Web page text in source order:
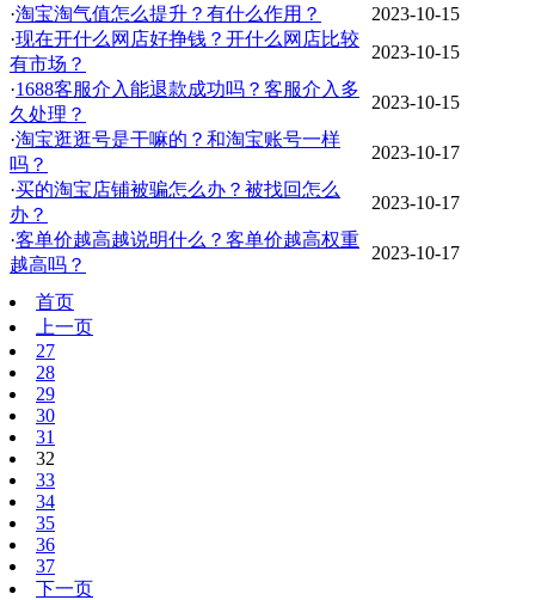
·淘宝淘气值怎么提升？有什么作用？
2023-10-15
·现在开什么网店好挣钱？开什么网店比较
有市场？
2023-10-15
·1688客服介入能退款成功吗？客服介入多
久处理？
2023-10-15
·淘宝逛逛号是干嘛的？和淘宝账号一样
吗？
2023-10-17
·买的淘宝店铺被骗怎么办？被找回怎么
办？
2023-10-17
·客单价越高越说明什么？客单价越高权重
越高吗？
2023-10-17
首页
上一页
27
28
29
30
31
32
33
34
35
36
37
下一页